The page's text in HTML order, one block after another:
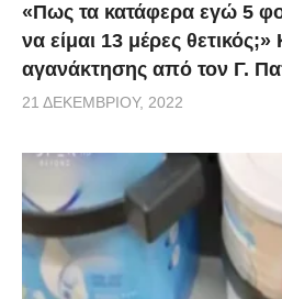
«Πως τα κατάφερα εγώ 5
να είμαι 13 μέρες
αγανάκτησης από τον Γ.
21 ΔΕΚΕΜΒΡΊΟΥ, 2022